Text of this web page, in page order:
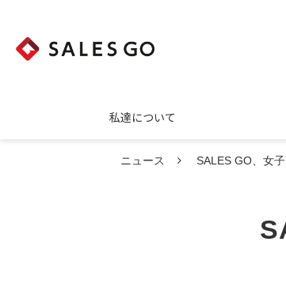
私達について
ニュース SALES GO、女